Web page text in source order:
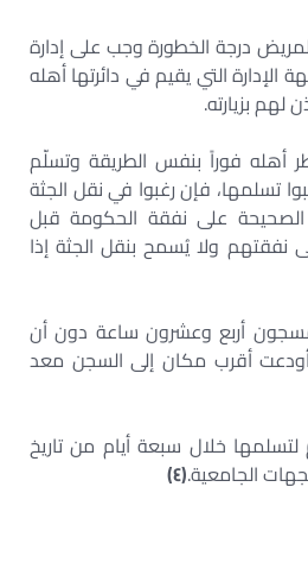
درجة الخطورة وجب على إدارة
الإدارة التي يقيم في دائرتها أهله
لهم بزيارته.
أهله فوراً بنفس الطريقة وتسلّم
تسلمها، فإن رغبوا في نقل الجثة
الصحيحة على نفقة الحكومة قبل
نفقتهم ولا يُسمح بنقل الجثة إذا
أربع وعشرون ساعة دون أن
أقرب مكان إلى السجن معد
خلال سبعة أيام من تاريخ
الجامعية.(٤)